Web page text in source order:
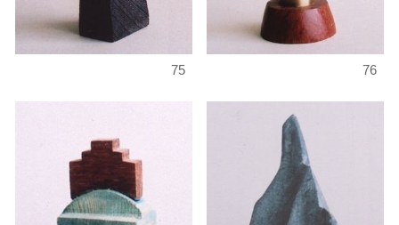
75 76